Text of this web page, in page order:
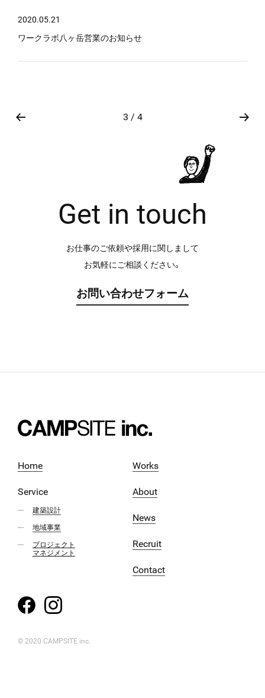
2020.05.21
ワークラボ八ヶ岳営業のお知らせ
3 / 4
Get in touch
お仕事のご依頼や採用に関しまして
お気軽にご相談ください。
お問い合わせフォーム
Home
Service
建築設計
地域事業
プロジェクト
マネジメント
Works
About
News
Recruit
Contact
© 2020 CAMPSITE inc.